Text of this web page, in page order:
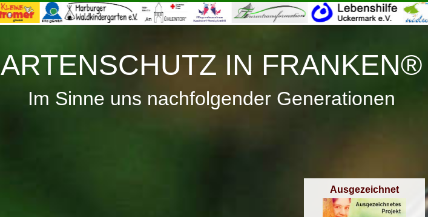
Menü ≡
ARTENSCHUTZ IN FRANKEN®
Im Sinne uns nachfolgender Generationen
Ausgezeichnet